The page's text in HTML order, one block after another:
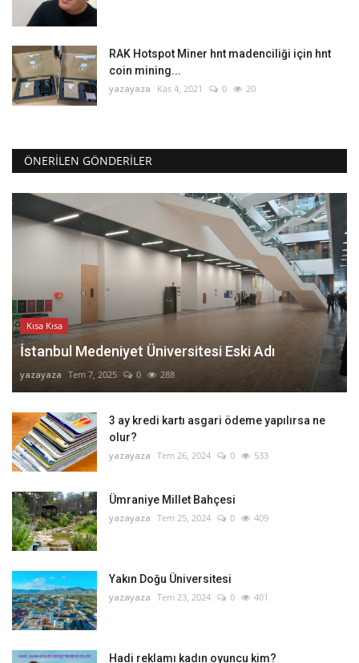
RAK Hotspot Miner hnt madenciliği için hnt
coin mining...
yazayaza Kas 4, 2021 0 20
ÖNERILEN GÖNDERILER
Kısa Kısa
İstanbul Medeniyet Üniversitesi Eski Adı
yazayaza Tem 7, 2025 0 288
3 ay kredi kartı asgari ödeme yapılırsa ne
olur?
yazayaza Tem 26, 2024 0 533
Ümraniye Millet Bahçesi
yazayaza Tem 25, 2024 0 409
Yakın Doğu Üniversitesi
yazayaza Tem 23, 2024 0 401
Hadi reklamı kadın oyuncu kim?